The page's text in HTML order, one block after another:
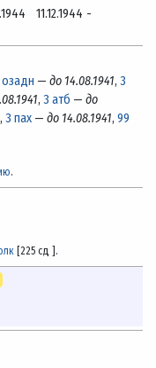
11.12.1944 -
— до 14.08.1941, 3
, 3 атб — до
, 3 пах — до 14.08.1941, 99
.
[225 сд ].